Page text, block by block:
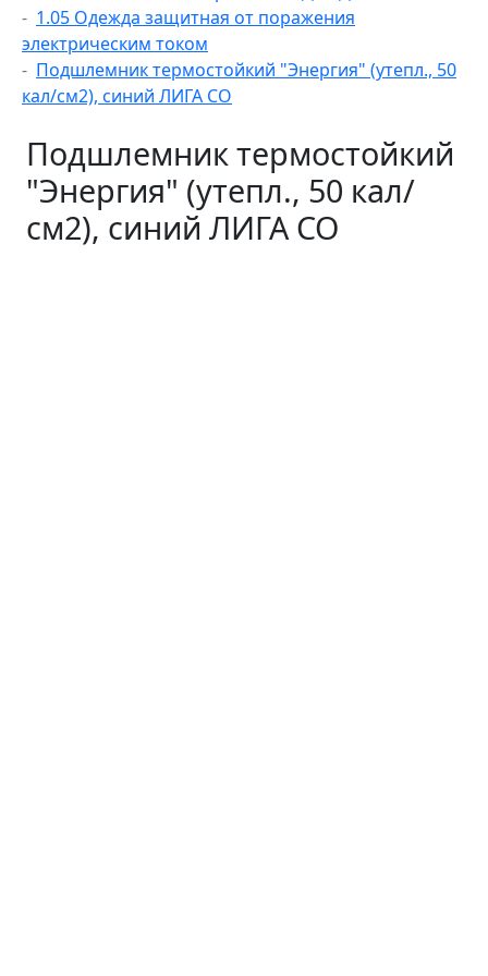
1.05 Одежда защитная от поражения
электрическим током
Подшлемник термостойкий "Энергия" (утепл., 50
кал/см2), синий ЛИГА СО
Подшлемник термостойкий
"Энергия" (утепл., 50 кал/
см2), синий ЛИГА СО